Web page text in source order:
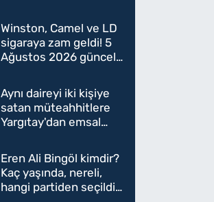
Winston, Camel ve LD
sigaraya zam geldi! 5
Ağustos 2026 güncel
oldu
Aynı daireyi iki kişiye
satan müteahhitlere
Yargıtay'dan emsal
Eren Ali Bingöl kimdir?
Kaç yaşında, nereli,
hangi partiden seçildi?